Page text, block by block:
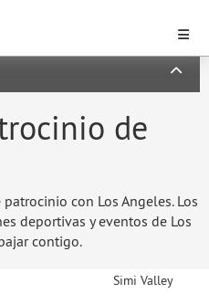
de
con Los Angeles. Los
deportivas y eventos de Los
contigo.
Simi Valley